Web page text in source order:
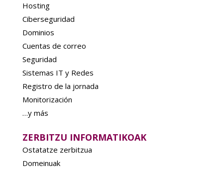
Hosting
Ciberseguridad
Dominios
Cuentas de correo
Seguridad
Sistemas IT y Redes
Registro de la jornada
Monitorización
…y más
ZERBITZU INFORMATIKOAK
Ostatatze zerbitzua
Domeinuak